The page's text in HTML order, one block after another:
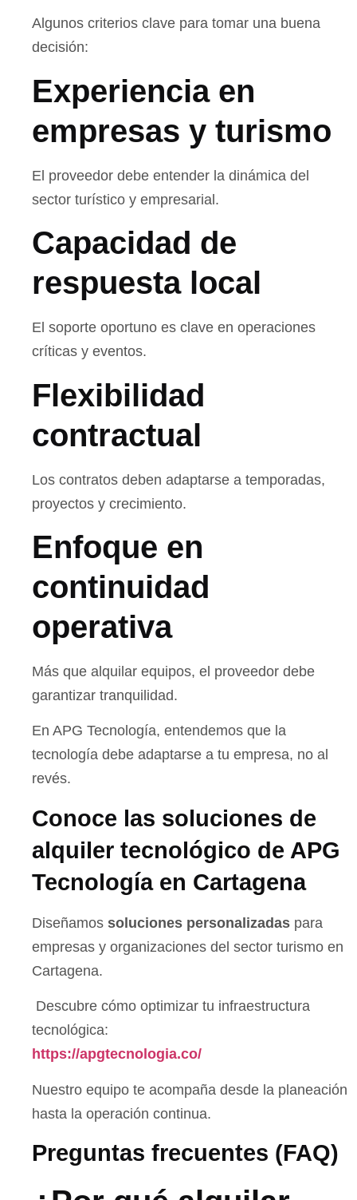
Algunos criterios clave para tomar una buena
decisión:
Experiencia en
empresas y turismo
El proveedor debe entender la dinámica del
sector turístico y empresarial.
Capacidad de
respuesta local
El soporte oportuno es clave en operaciones
críticas y eventos.
Flexibilidad
contractual
Los contratos deben adaptarse a temporadas,
proyectos y crecimiento.
Enfoque en
continuidad
operativa
Más que alquilar equipos, el proveedor debe
garantizar tranquilidad.
En APG Tecnología, entendemos que la
tecnología debe adaptarse a tu empresa, no al
revés.
Conoce las soluciones de
alquiler tecnológico de APG
Tecnología en Cartagena
Diseñamos soluciones personalizadas para
empresas y organizaciones del sector turismo en
Cartagena.
Descubre cómo optimizar tu infraestructura
tecnológica:
https://apgtecnologia.co/
Nuestro equipo te acompaña desde la planeación
hasta la operación continua.
Preguntas frecuentes (FAQ)